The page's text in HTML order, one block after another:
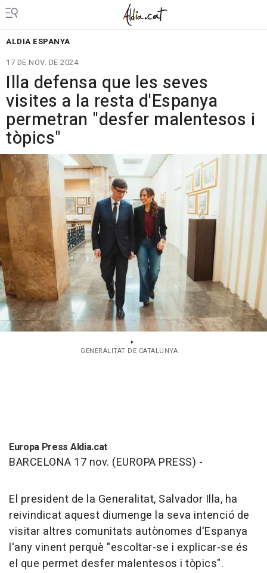
ALDIA ESPANYA
17 DE NOV. DE 2024
Illa defensa que les seves
visites a la resta d'Espanya
permetran "desfer malentesos i
tòpics"
GENERALITAT DE CATALUNYA
Europa Press Aldia.cat
BARCELONA 17 nov. (EUROPA PRESS) -
El president de la Generalitat, Salvador Illa, ha
reivindicat aquest diumenge la seva intenció de
visitar altres comunitats autònomes d'Espanya
l'any vinent perquè "escoltar-se i explicar-se és
el que permet desfer malentesos i tòpics".